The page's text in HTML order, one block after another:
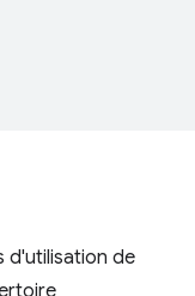
d'utilisation de